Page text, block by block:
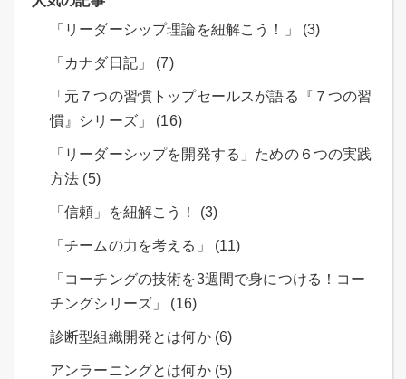
「リーダーシップ理論を紐解こう！」 (3)
「カナダ日記」 (7)
「元７つの習慣トップセールスが語る『７つの習
慣』シリーズ」 (16)
「リーダーシップを開発する」ための６つの実践
方法 (5)
「信頼」を紐解こう！ (3)
「チームの力を考える」 (11)
「コーチングの技術を3週間で身につける！コー
チングシリーズ」 (16)
診断型組織開発とは何か (6)
アンラーニングとは何か (5)